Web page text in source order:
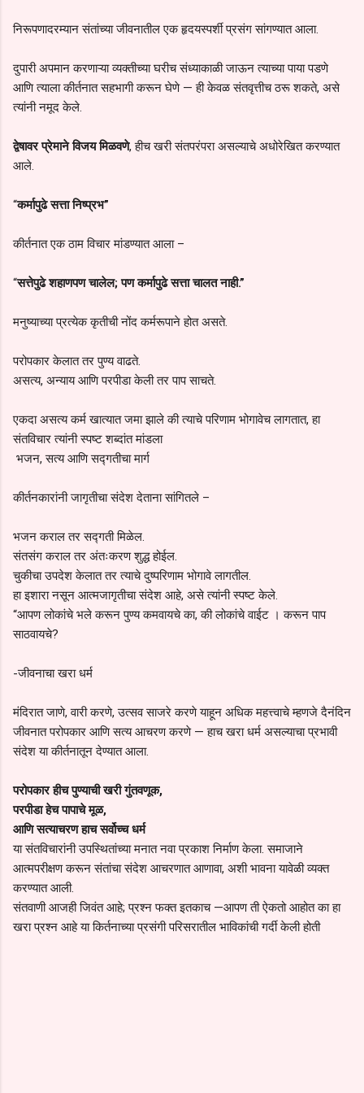
निरूपणादरम्यान संतांच्या जीवनातील एक हृदयस्पर्शी प्रसंग सांगण्यात आला.
दुपारी अपमान करणाऱ्या व्यक्तीच्या घरीच संध्याकाळी जाऊन त्याच्या पाया पडणे
आणि त्याला कीर्तनात सहभागी करून घेणे — ही केवळ संतवृत्तीच ठरू शकते, असे
त्यांनी नमूद केले.
द्वेषावर प्रेमाने विजय मिळवणे, हीच खरी संतपरंपरा असल्याचे अधोरेखित करण्यात
आले.
“कर्मापुढे सत्ता निष्प्रभ”
कीर्तनात एक ठाम विचार मांडण्यात आला –
“सत्तेपुढे शहाणपण चालेल; पण कर्मापुढे सत्ता चालत नाही.”
मनुष्याच्या प्रत्येक कृतीची नोंद कर्मरूपाने होत असते.
परोपकार केलात तर पुण्य वाढते.
असत्य, अन्याय आणि परपीडा केली तर पाप साचते.
एकदा असत्य कर्म खात्यात जमा झाले की त्याचे परिणाम भोगावेच लागतात, हा
संतविचार त्यांनी स्पष्ट शब्दांत मांडला
भजन, सत्य आणि सद्गतीचा मार्ग
कीर्तनकारांनी जागृतीचा संदेश देताना सांगितले –
भजन कराल तर सद्गती मिळेल.
संतसंग कराल तर अंतःकरण शुद्ध होईल.
चुकीचा उपदेश केलात तर त्याचे दुष्परिणाम भोगावे लागतील.
हा इशारा नसून आत्मजागृतीचा संदेश आहे, असे त्यांनी स्पष्ट केले.
“आपण लोकांचे भले करून पुण्य कमवायचे का, की लोकांचे वाईट । करून पाप
साठवायचे?
-जीवनाचा खरा धर्म
मंदिरात जाणे, वारी करणे, उत्सव साजरे करणे याहून अधिक महत्त्वाचे म्हणजे दैनंदिन
जीवनात परोपकार आणि सत्य आचरण करणे — हाच खरा धर्म असल्याचा प्रभावी
संदेश या कीर्तनातून देण्यात आला.
परोपकार हीच पुण्याची खरी गुंतवणूक,
परपीडा हेच पापाचे मूळ,
आणि सत्याचरण हाच सर्वोच्च धर्म
या संतविचारांनी उपस्थितांच्या मनात नवा प्रकाश निर्माण केला. समाजाने
आत्मपरीक्षण करून संतांचा संदेश आचरणात आणावा, अशी भावना यावेळी व्यक्त
करण्यात आली.
संतवाणी आजही जिवंत आहे; प्रश्न फक्त इतकाच —आपण ती ऐकतो आहोत का हा
खरा प्रश्न आहे या किर्तनाच्या प्रसंगी परिसरातील भाविकांची गर्दी केली होती